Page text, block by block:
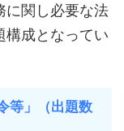
に関し必要な法
構成となってい
等」（出題数